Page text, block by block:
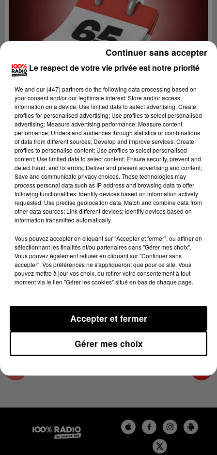
Lecture (1 min 14 sec)
100%
100% Radio l'agenda des Hautes-Pyrénées
20 juin 2024 - 1 min 14 sec
L'AGENDA DES HAUTES-PYRÉNÉES DU
20/06/2024 À 07H51
L'agenda des Hautes-Pyrénées
Le respect de votre vie privée est notre priorité
We and our (447) partnersdo the following data processing based on
your consent and/or our legitimate interest: Store and/or access
information on a device; Use limited data to select advertising; Create
profiles for personalised advertising; Use profiles to select personalised
advertising; Measure advertising performance; Measure content
performance; Understand audiences through statistics or combinations
of data from different sources; Develop and improve services; Create
profiles to personalise content; Use profiles to select personalised
content; Use limited data to select content; Ensure security, prevent and
detect fraud, and fix errors; Deliver and present advertising and content;
Save and communicate privacy choices. These technologies may
process personal data such as IP address and browsing data to offer
following functionalities: Identify devices based on information actively
requested; Use precise geolocation data; Match and combine data from
other data sources; Link different devices; Identify devices based on
information transmitted automatically.
Vous pouvez accepter en cliquant sur "Accepter et fermer", ou affiner en
sélectionnant les finalités et/ou partenaires dans "Gérer mes choix".
Vous pouvez également refuser en cliquant sur "Continuer sans
accepter". Vos préférences ne s'appliqueront que pour ce site. Vous
pouvez mettre à jour vos choix, ou retirer votre consentement à tout
moment via le lien "Gérer les cookies" situé en bas de chaque page.
Gérer mes choix
Accepter et fermer
Continuer sans accepter